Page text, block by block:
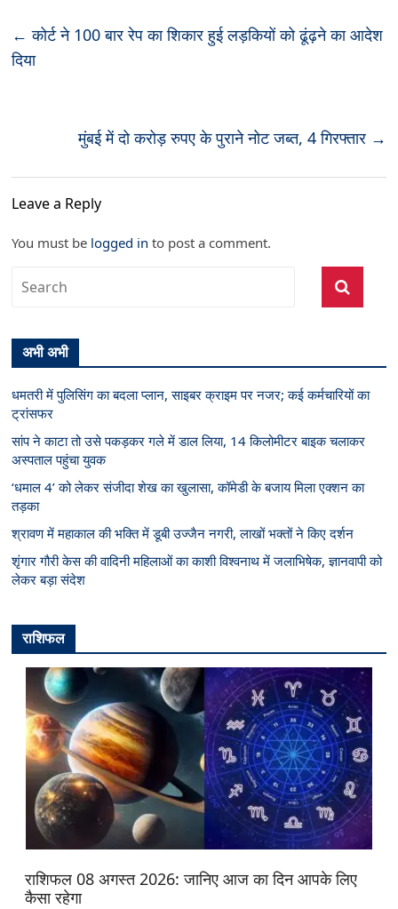
← कोर्ट ने 100 बार रेप का शिकार हुई लड़कियों को ढूंढ़ने का आदेश
दिया
मुंबई में दो करोड़ रुपए के पुराने नोट जब्त, 4 गिरफ्तार →
Leave a Reply
You must be logged in to post a comment.
अभी अभी
धमतरी में पुलिसिंग का बदला प्लान, साइबर क्राइम पर नजर; कई कर्मचारियों का
ट्रांसफर
सांप ने काटा तो उसे पकड़कर गले में डाल लिया, 14 किलोमीटर बाइक चलाकर
अस्पताल पहुंचा युवक
‘धमाल 4’ को लेकर संजीदा शेख का खुलासा, कॉमेडी के बजाय मिला एक्शन का
तड़का
श्रावण में महाकाल की भक्ति में डूबी उज्जैन नगरी, लाखों भक्तों ने किए दर्शन
शृंगार गौरी केस की वादिनी महिलाओं का काशी विश्वनाथ में जलाभिषेक, ज्ञानवापी को
लेकर बड़ा संदेश
राशिफल
राशिफल 08 अगस्त 2026: जानिए आज का दिन आपके लिए
कैसा रहेगा